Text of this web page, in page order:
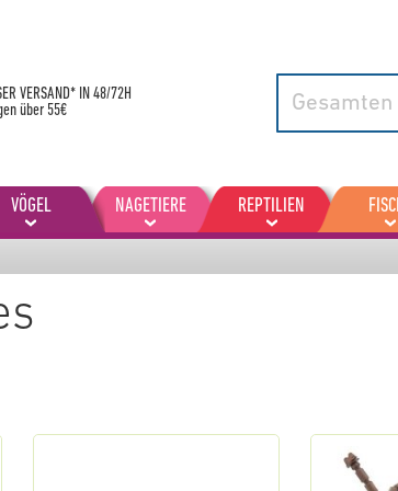
VERSAND* IN 48/72H
über 55€
VÖGEL NAGETIERE REPTILIEN